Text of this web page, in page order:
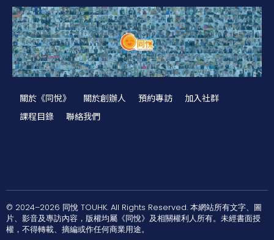
關於《同悅》 關於創辦人 預約專訪
加入社群
課程目錄
聯絡我們
© 2024–2026 同悅 TOUHK. All Rights Reserved. 本網站所有文字、圖
片、影音及專訪內容，版權均屬《同悅》及相關權利人所有。未經書面授
權，不得轉載、摘編或作任何商業用途。